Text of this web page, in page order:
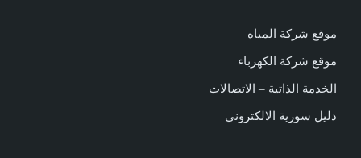
موقع شركة المياه
موقع شركة الكهرباء
الخدمة الذاتية – الاتصالات
دليل سورية الالكتروني